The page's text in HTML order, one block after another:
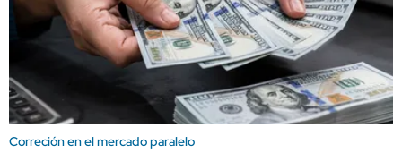
Correción en el mercado paralelo